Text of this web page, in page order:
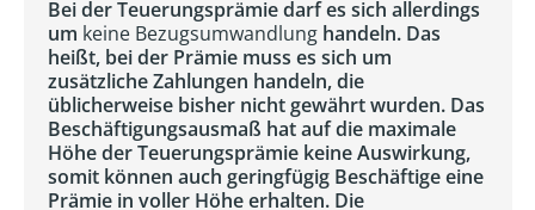
Bei der Teuerungsprämie darf es sich allerdings
um keine Bezugsumwandlung handeln. Das
heißt, bei der Prämie muss es sich um
zusätzliche Zahlungen handeln, die
üblicherweise bisher nicht gewährt wurden. Das
Beschäftigungsausmaß hat auf die maximale
Höhe der Teuerungsprämie keine Auswirkung,
somit können auch geringfügig Beschäftige eine
Prämie in voller Höhe erhalten. Die